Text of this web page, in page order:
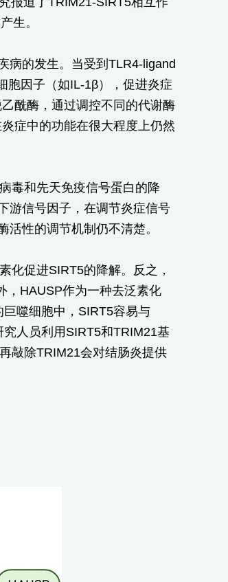
生。
病的发生。当受到TLR4-ligand
胞因子（如IL-1β），促进炎症
酰酶，通过调控不同的代谢酶
症中的功能在很大程度上仍然
毒和先天免疫信号蛋白的降
游信号因子，在调节炎症信号
性的调节机制仍不清楚。
化促进SIRT5的降解。反之，
，HAUSP作为一种去泛素化
噬细胞中，SIRT5容易与
人员利用SIRT5和TRIM21基
敲除TRIM21会对结肠炎提供